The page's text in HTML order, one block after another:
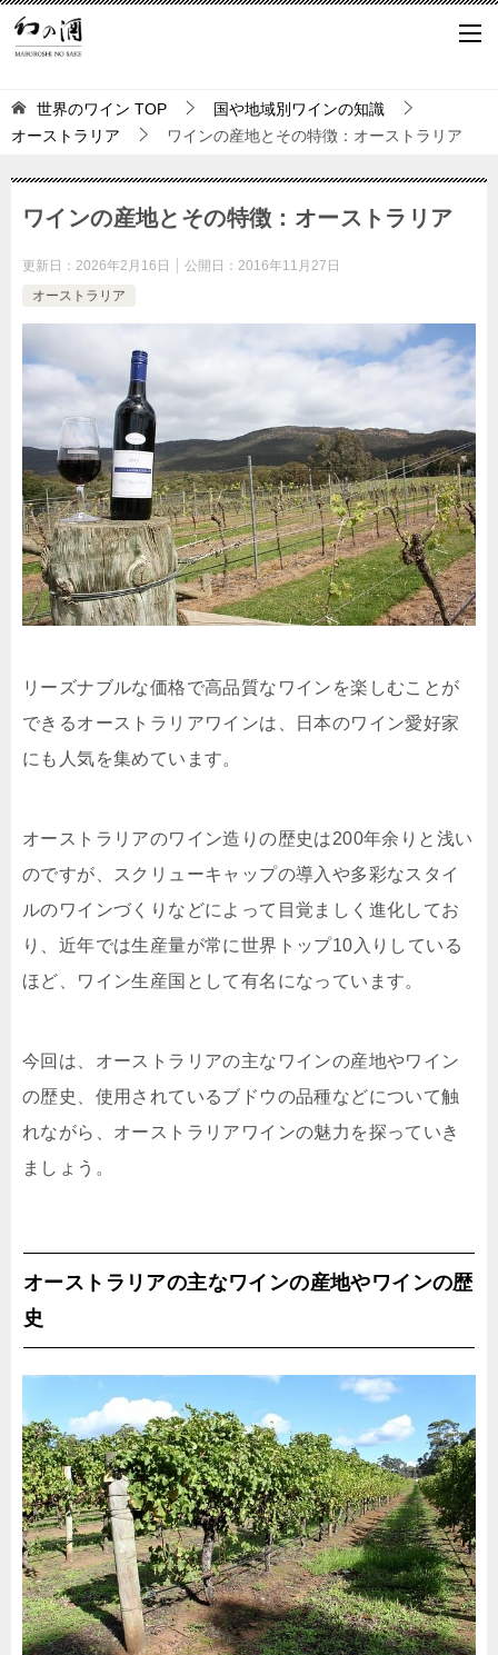
世界のワイン TOP
国や地域別ワインの知識
オーストラリア
ワインの産地とその特徴：オーストラリア
ワインの産地とその特徴：オーストラリア
更新日： 2026年2月16日 公開日： 2016年11月27日
オーストラリア
リーズナブルな価格で高品質なワインを楽しむことが
できるオーストラリアワインは、日本のワイン愛好家
にも人気を集めています。
オーストラリアのワイン造りの歴史は200年余りと浅い
のですが、スクリューキャップの導入や多彩なスタイ
ルのワインづくりなどによって目覚ましく進化してお
り、近年では生産量が常に世界トップ10入りしている
ほど、ワイン生産国として有名になっています。
今回は、オーストラリアの主なワインの産地やワイン
の歴史、使用されているブドウの品種などについて触
れながら、オーストラリアワインの魅力を探っていき
ましょう。
オーストラリアの主なワインの産地やワインの歴
史